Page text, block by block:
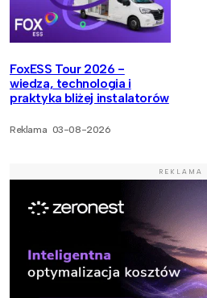
FoxESS Tour 2026 -
wiedza, technologia i
praktyka bliżej instalatorów
Reklama 03-08-2026
REKLAMA